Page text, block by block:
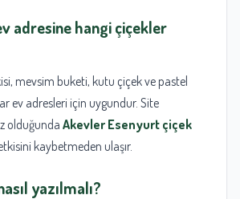
adresine hangi çiçekler
mevsim buketi, kutu çiçek ve pastel
ev adresleri için uygundur. Site
olduğunda Akevler Esenyurt çiçek
kaybetmeden ulaşır.
yazılmalı?